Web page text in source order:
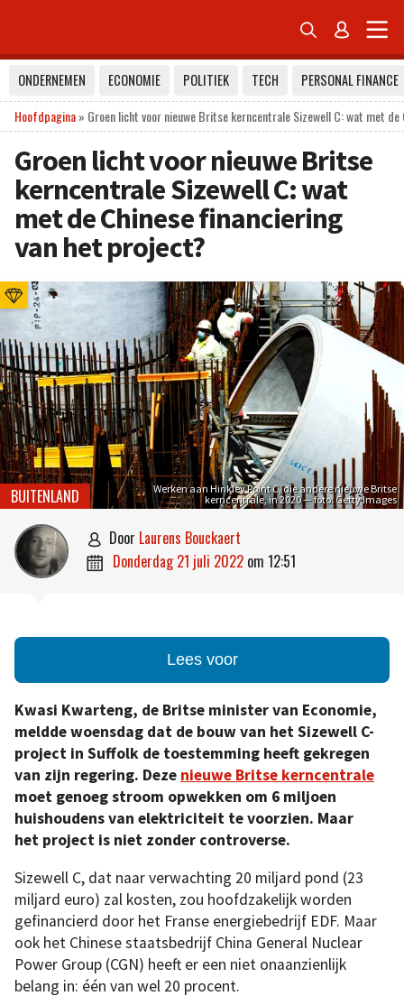
 
ONDERNEMEN ECONOMIE POLITIEK TECH
PERSONAL FINANCE
Hoofdpagina» Groen licht voor nieuwe Britse kerncentrale Sizewell C: wat met
Groen licht voor nieuwe Britse
kerncentrale Sizewell C: wat
met de Chinese financiering
van het project?
Werken aan Hinkley Point C, die andere nieuwe Britse
kerncentrale, in 2020 — foto: Getty Images
BUITENLAND
 door Laurens Bouckaert
 donderdag 21 juli 2022 om 12:51
Lees voor
Kwasi Kwarteng, de Britse minister van Economie,
meldde woensdag dat de bouw van het Sizewell C-
project in Suffolk de toestemming heeft gekregen
van zijn regering. Deze nieuwe Britse kerncentrale
moet genoeg stroom opwekken om 6 miljoen
huishoudens van elektriciteit te voorzien. Maar
het project is niet zonder controverse.
Sizewell C, dat naar verwachting 20 miljard pond (23
miljard euro) zal kosten, zou hoofdzakelijk worden
gefinancierd door het Franse energiebedrijf EDF. Maar
ook het Chinese staatsbedrijf China General Nuclear
Power Group (CGN) heeft er een niet onaanzienlijk
belang in: één van wel 20 procent.